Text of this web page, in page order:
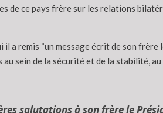
de ce pays frère sur les relations
a remis “un message écrit de son
sein de la sécurité et de la stabilité,
salutations à son frère le